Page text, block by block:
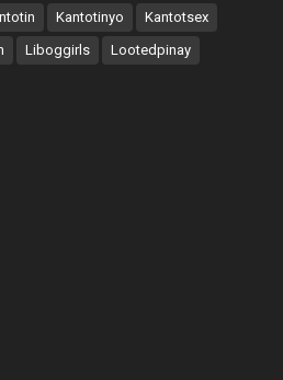
Kantotinyo
Kantotsex
Liboggirls
Lootedpinay